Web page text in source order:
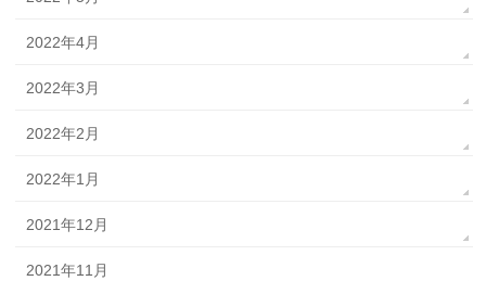
2022年4月
2022年3月
2022年2月
2022年1月
2021年12月
2021年11月